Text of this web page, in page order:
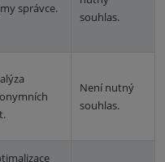
správce.
souhlas.
Není nutný
souhlas.